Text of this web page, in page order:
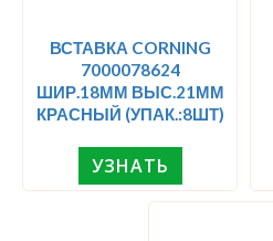
ВСТАВКА CORNING
7000078624
ШИР.18ММ ВЫС.21ММ
КРАСНЫЙ (УПАК.:8ШТ)
УЗНАТЬ